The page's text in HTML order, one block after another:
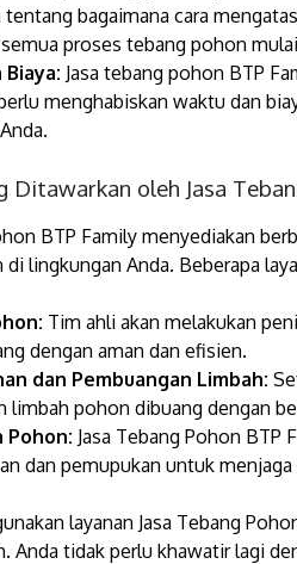
bagaimana cara
proses tebang pohon
Jasa tebang pohon BTP
menghabiskan waktu dan
Ditawarkan oleh Jasa
BTP Family menyediakan
lingkungan Anda. Beberapa
Tim ahli akan melakukan
dengan aman dan efisien.
dan Pembuangan Limbah:
limbah pohon dibuang dengan
Pohon: Jasa Tebang Pohon
dan pemupukan untuk
layanan Jasa Tebang
Anda tidak perlu khawatir lagi